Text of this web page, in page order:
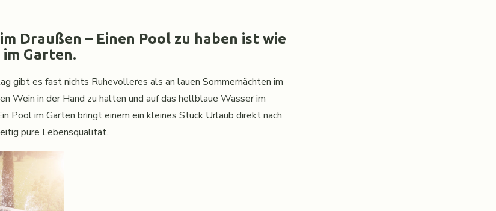
Draußen – Einen Pool zu haben ist wie
Garten.
gibt es fast nichts Ruhevolleres als an lauen Sommernächten im
Wein in der Hand zu halten und auf das hellblaue Wasser im
Pool im Garten bringt einem ein kleines Stück Urlaub direkt nach
pure Lebensqualität.